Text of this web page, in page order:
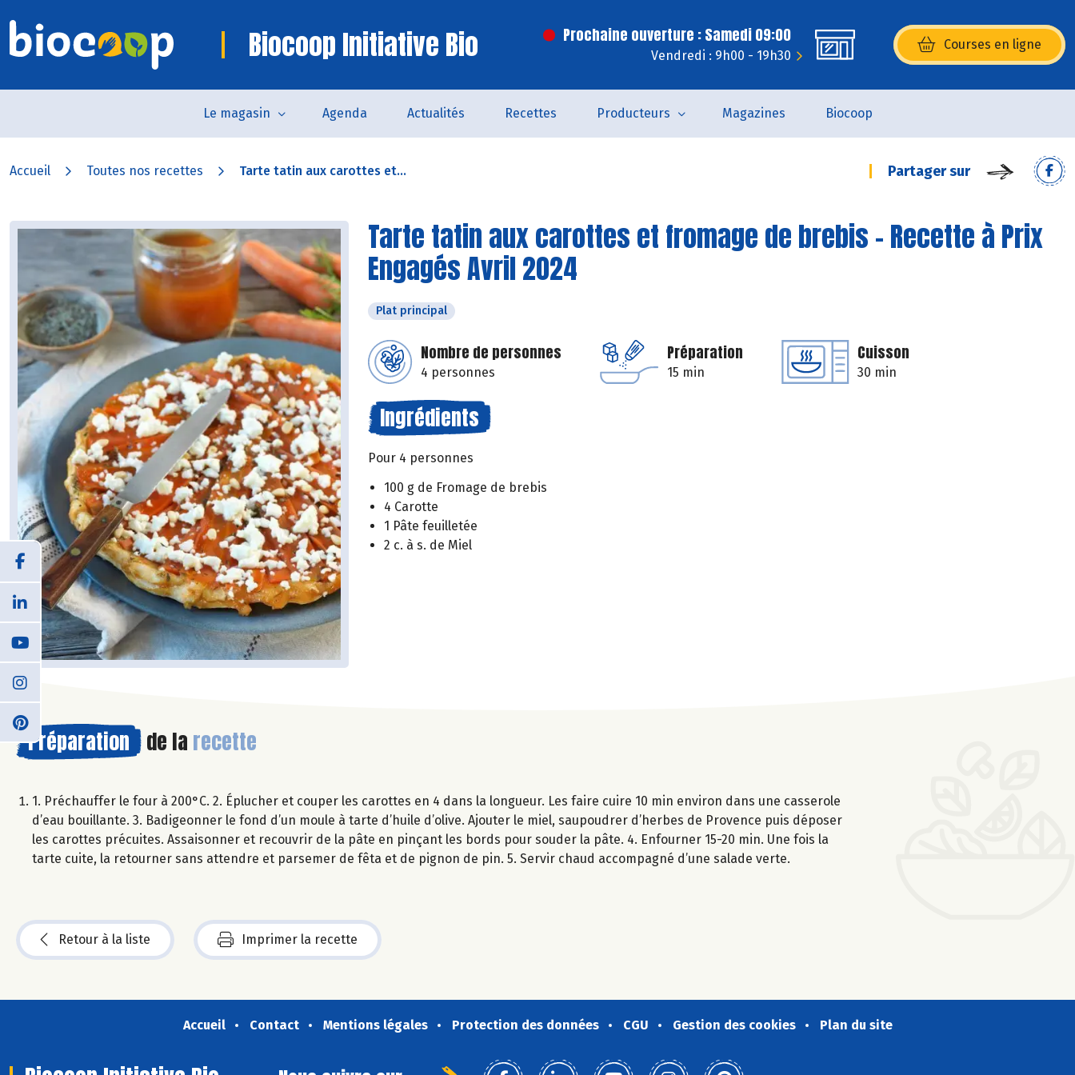
Biocoop Initiative Bio Prochaine ouverture : Samedi 09:00
Vendredi : 9h00 - 19h30
Courses en ligne
(s’ouvre dans une nouvelle
Le magasin Agenda Actualités Recettes Producteurs Magazines Biocoop
Accueil Toutes nos recettes Tarte tatin aux carottes et... Partager sur
Tarte tatin aux carottes et fromage de brebis - Recette à Prix
Engagés Avril 2024
Plat principal
Nombre de personnes
4 personnes
Préparation
15 min
Cuisson
30 min
Ingrédients
Pour 4 personnes
100 g de Fromage de brebis
4 Carotte
1 Pâte feuilletée
2 c. à s. de Miel
Préparation de la recette
1. Préchauffer le four à 200°C. 2. Éplucher et couper les carottes en 4 dans la longueur. Les faire cuire 10 min environ dans une casserole
d’eau bouillante. 3. Badigeonner le fond d’un moule à tarte d’huile d’olive. Ajouter le miel, saupoudrer d’herbes de Provence puis déposer
les carottes précuites. Assaisonner et recouvrir de la pâte en pinçant les bords pour souder la pâte. 4. Enfourner 15-20 min. Une fois la
tarte cuite, la retourner sans attendre et parsemer de fêta et de pignon de pin. 5. Servir chaud accompagné d’une salade verte.
Retour à la liste Imprimer la recette
Accueil Contact Mentions légales Protection des données CGU Gestion des cookies Plan du site